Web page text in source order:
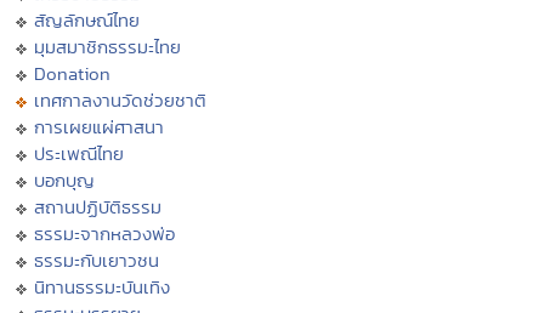
สัญลักษณ์ไทย
มุมสมาชิกธรรมะไทย
Donation
เทศกาลงานวัดช่วยชาติ
การเผยแผ่ศาสนา
ประเพณีไทย
บอกบุญ
สถานปฏิบัติธรรม
ธรรมะจากหลวงพ่อ
ธรรมะกับเยาวชน
นิทานธรรมะบันเทิง